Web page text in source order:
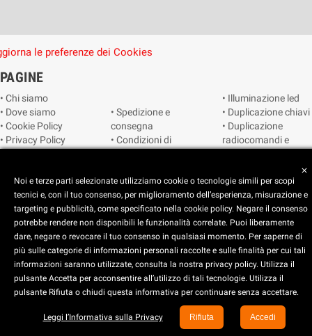
le preferenze dei Cookies
PAGINE
• Chi siamo
• Dove siamo
• Cookie Policy
• Privacy Policy
cookie
• Spedizione e
consegna
• Condizioni di
• Illuminazione led
• Duplicazione chiavi
• Duplicazione
radiocomandi e
• Video sorveglianza
Copyright © 2025 CEART | Negozio di elettronica Torino
C.E.A.R.T. Elettronica
4.5starstarstarstar star_half
Basato su914recensioni
close
Noi e terze parti selezionate utilizziamo cookie o tecnologie simili per scopi
tecnici e, con il tuo consenso, per miglioramento dell’esperienza, misurazione e
targeting e pubblicità, come specificato nella cookie policy. Negare il consenso
potrebbe rendere non disponibili le funzionalità correlate. Puoi liberamente
dare, negare o revocare il tuo consenso in qualsiasi momento. Per saperne di
più sulle categorie di informazioni personali raccolte e sulle finalità per cui tali
informazioni saranno utilizzate, consulta la nostra privacy policy. Utilizza il
pulsante Accetta per acconsentire all’utilizzo di tali tecnologie. Utilizza il
pulsante Rifiuta o chiudi questa informativa per continuare senza accettare.
Leggi l’Informativa sulla Privacy Rifiuta Accedi